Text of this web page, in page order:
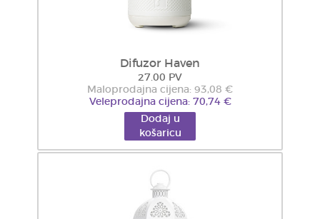
Difuzor Haven
27.00 PV
Maloprodajna cijena: 93,08 €
Veleprodajna cijena: 70,74 €
Dodaj u
košaricu